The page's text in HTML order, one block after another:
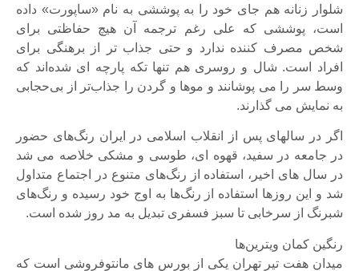
شلوار زنانه هم جای خود را به پوششی به نام «ساپورت» داده
است، پوششی که علی رغم ترجمه آن هیچ حفاظتی برای
شخص مصرف کننده ندارد و حتی جذاب تر از برهنگی برای
افراد است. شال و روسری هم تنها تکه پارچه ای شده‌اند که
وسط سر را می پوشانند و موها و گردن را جذاب‌تر از بی‌حجابی
به نمایش می گذارند.
اگر در سالهای پس از انقلاب اسلامی در ایران رنگ‌های حضور
در جامعه در سفید، قهوه ای، طوسی و مشکی خلاصه می شد
در سال های اخیر، استفاده از رنگ‌های متنوع در اجتماع متداول
شد و این روزها استفاده از رنگ‌ها به اوج خود رسیده و رنگ‌های
شبرنگ از سرخابی تا سبز فسفری تبدیل به مد روز شده است.
رنگین کمان ویترین‌ها
میدان هفت تیر تهران یکی از بورس های مانتوفروشی است که